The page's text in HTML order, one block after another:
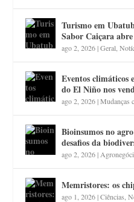
Turismo em
Sabor Caiçara
ago 2, 2026|Geral ,
Eventos climáticos
do El Niño nos
ago 2, 2026|Mudanças
Bioinsumos no
desafios da
ago 2, 2026|
Memristores: os
ago 1, 2026|Ciências ,